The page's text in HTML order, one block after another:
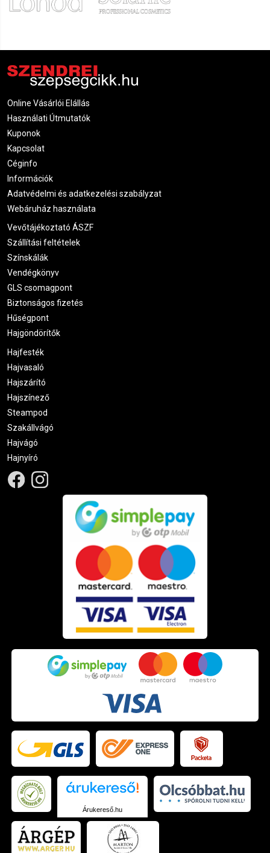
Online Vásárlói Elállás
Használati Útmutatók
Kuponok
Kapcsolat
Céginfo
Információk
Adatvédelmi és adatkezelési szabályzat
Webáruház használata
Vevőtájékoztató ÁSZF
Szállítási feltételek
Színskálák
Vendégkönyv
GLS csomagpont
Biztonságos fizetés
Hűségpont
Hajgöndörítők
Hajfesték
Hajvasaló
Hajszárító
Hajszínező
Steampod
Szakállvágó
Hajvágó
Hajnyíró
Árukereső.hu